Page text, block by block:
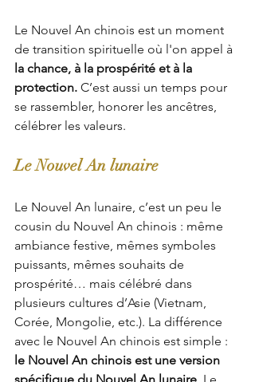
Le Nouvel An chinois est un moment
de transition spirituelle où l'on appel à
la chance, à la prospérité et à la
protection. C’est aussi un temps pour
se rassembler, honorer les ancêtres,
célébrer les valeurs.
Le Nouvel An lunaire
Le Nouvel An lunaire, c’est un peu le
cousin du Nouvel An chinois : même
ambiance festive, mêmes symboles
puissants, mêmes souhaits de
prospérité… mais célébré dans
plusieurs cultures d’Asie (Vietnam,
Corée, Mongolie, etc.). La différence
avec le Nouvel An chinois est simple :
le Nouvel An chinois est une version